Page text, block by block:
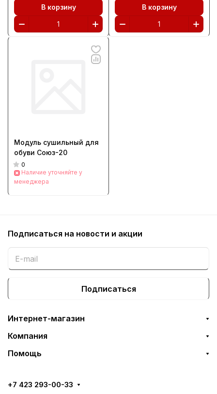
В корзину В корзину
Модуль сушильный для
обуви Союз-20
0
Наличие уточняйте у
менеджера
Подписаться на новости и акции
Подписаться
Интернет-магазин
Компания
Помощь
+7 423 293-00-33